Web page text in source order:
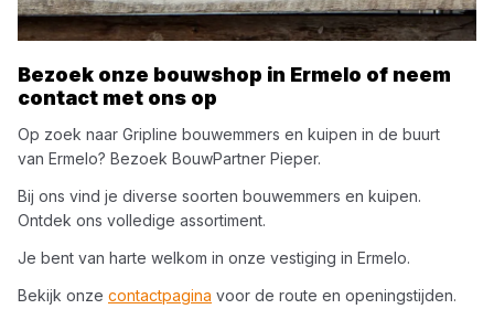
Bezoek onze bouwshop in Ermelo of neem
contact met ons op
Op zoek naar Gripline bouwemmers en kuipen in de buurt
van Ermelo? Bezoek BouwPartner Pieper.
Bij ons vind je diverse soorten bouwemmers en kuipen.
Ontdek ons volledige assortiment.
Je bent van harte welkom in onze vestiging in Ermelo.
Bekijk onze contactpagina voor de route en openingstijden.